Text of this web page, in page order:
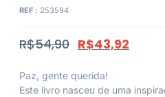
REF : 253594
R$54,90 R$43,92
Paz, gente querida!
Este livro nasceu de uma